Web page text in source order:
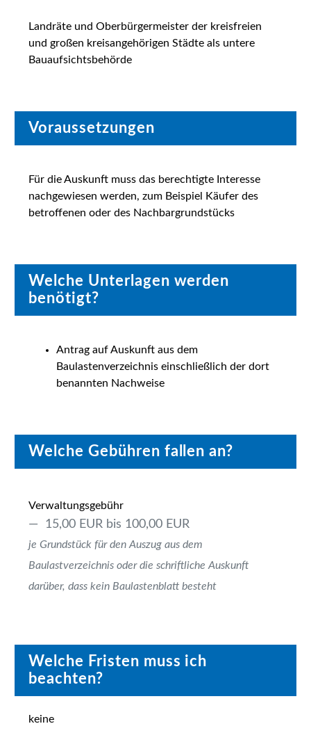
Landräte und Oberbürgermeister der kreisfreien
und großen kreisangehörigen Städte als untere
Bauaufsichtsbehörde
Voraussetzungen
Für die Auskunft muss das berechtigte Interesse
nachgewiesen werden, zum Beispiel Käufer des
betroffenen oder des Nachbargrundstücks
Welche Unterlagen werden
benötigt?
Antrag auf Auskunft aus dem
Baulastenverzeichnis einschließlich der dort
benannten Nachweise
Welche Gebühren fallen an?
Verwaltungsgebühr
15,00 EUR bis 100,00 EUR
je Grundstück für den Auszug aus dem
Baulastverzeichnis oder die schriftliche Auskunft
darüber, dass kein Baulastenblatt besteht
Welche Fristen muss ich
beachten?
keine